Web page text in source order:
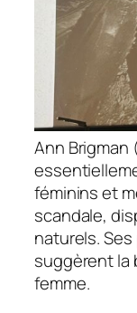
Ann Brigman
féminins et
scandale,
naturels.
suggèrent la
femme.